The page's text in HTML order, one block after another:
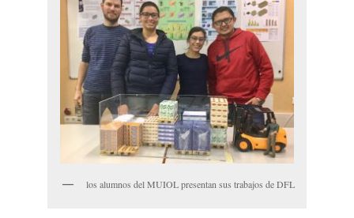
los alumnos del MUIOL presentan sus trabajos de DFL